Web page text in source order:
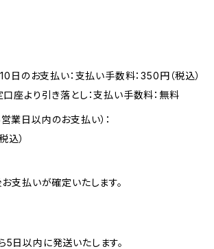
日のお支払い：支払い手数料：350円（税込）
座より引き落とし：支払い手数料：無料
業日以内のお支払い）：
込）
支払いが確定いたします。
日以内に発送いたします。